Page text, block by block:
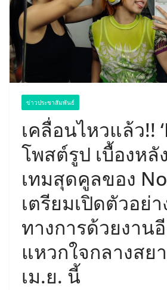
ข่าวประชาสัมพันธ์
เคลื่อนไหวแล้ว!!
โพสต์รูป เบื้องหลั
เทมสุดคูลของ
เตรียมเปิดตัวอย่า
ทางการด้วยงาน
แหวกใจกลางสย
เม.ย. นี้